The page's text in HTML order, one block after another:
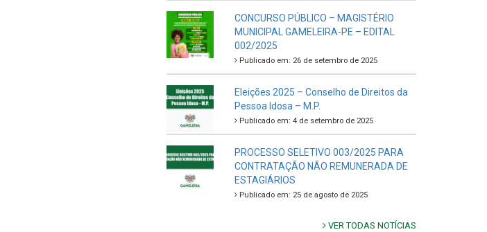
CONCURSO PÚBLICO – MAGISTÉRIO
MUNICIPAL GAMELEIRA-PE – EDITAL
002/2025
Publicado em: 26 de setembro de 2025
Eleições 2025 – Conselho de Direitos da
Pessoa Idosa – M.P.
Publicado em: 4 de setembro de 2025
PROCESSO SELETIVO 003/2025 PARA
CONTRATAÇÃO NÃO REMUNERADA DE
ESTAGIÁRIOS
Publicado em: 25 de agosto de 2025
VER TODAS NOTÍCIAS